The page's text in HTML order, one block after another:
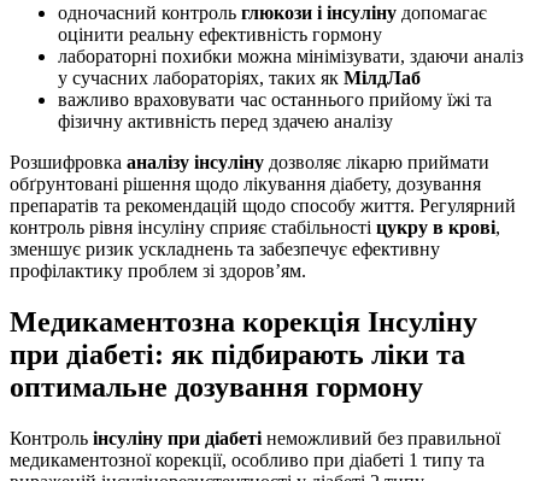
одночасний контроль глюкози і інсуліну допомагає
оцінити реальну ефективність гормону
лабораторні похибки можна мінімізувати, здаючи аналіз
у сучасних лабораторіях, таких як МілдЛаб
важливо враховувати час останнього прийому їжі та
фізичну активність перед здачею аналізу
Розшифровка аналізу інсуліну дозволяє лікарю приймати
обґрунтовані рішення щодо лікування діабету, дозування
препаратів та рекомендацій щодо способу життя. Регулярний
контроль рівня інсуліну сприяє стабільності цукру в крові,
зменшує ризик ускладнень та забезпечує ефективну
профілактику проблем зі здоров’ям.
Медикаментозна корекція Інсуліну
при діабеті: як підбирають ліки та
оптимальне дозування гормону
Контроль інсуліну при діабеті неможливий без правильної
медикаментозної корекції, особливо при діабеті 1 типу та